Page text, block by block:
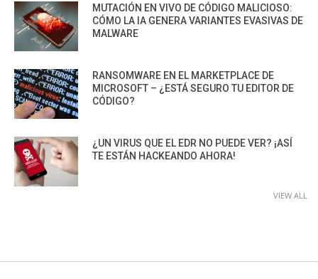
MUTACIÓN EN VIVO DE CÓDIGO MALICIOSO:
CÓMO LA IA GENERA VARIANTES EVASIVAS DE
MALWARE
RANSOMWARE EN EL MARKETPLACE DE
MICROSOFT – ¿ESTÁ SEGURO TU EDITOR DE
CÓDIGO?
¿UN VIRUS QUE EL EDR NO PUEDE VER? ¡ASÍ
TE ESTÁN HACKEANDO AHORA!
VIEW ALL